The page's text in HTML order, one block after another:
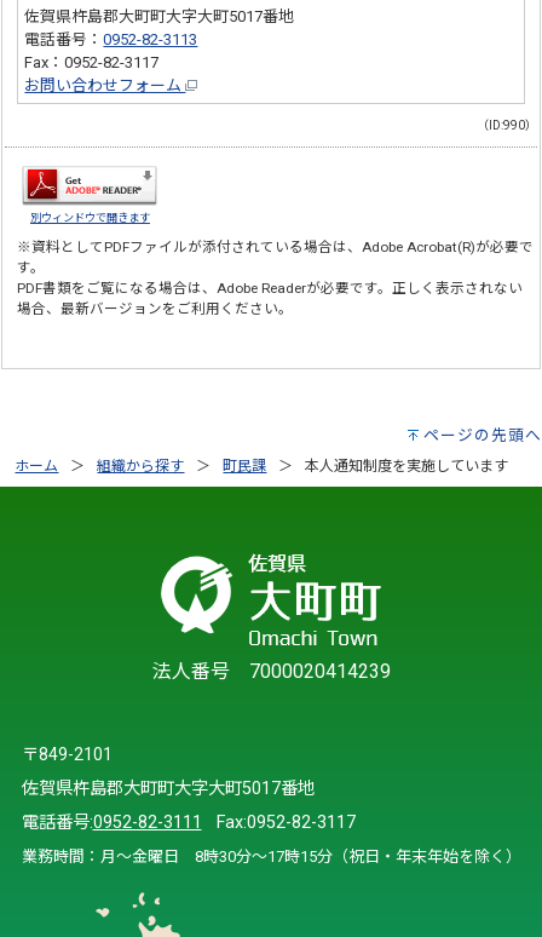
佐賀県杵島郡大町町大字大町5017番地
電話番号：0952-82-3113
Fax：0952-82-3117
お問い合わせフォーム
（ID:990）
別ウィンドウで開きます
※資料としてPDFファイルが添付されている場合は、Adobe Acrobat(R)が必要で
す。
PDF書類をご覧になる場合は、Adobe Readerが必要です。正しく表示されない
場合、最新バージョンをご利用ください。
ページの先頭へ
ホーム 組織から探す 町民課 本人通知制度を実施しています
法人番号 7000020414239
〒849-2101
佐賀県杵島郡大町町大字大町5017番地
電話番号:0952-82-3111 Fax:0952-82-3117
業務時間：月～金曜日 8時30分～17時15分（祝日・年末年始を除く）